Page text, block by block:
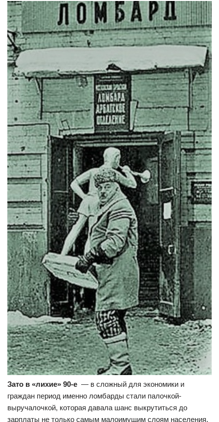
Зато в «лихие» 90-е — в сложный для экономики и
граждан период именно ломбарды стали палочкой-
выручалочкой, которая давала шанс выкрутиться до
зарплаты не только самым малоимущим слоям населения,